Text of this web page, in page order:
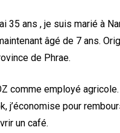
35 ans , je suis marié à
âgé de 7 ans.
de Phrae.
comme employé
j’économise pour
un café.